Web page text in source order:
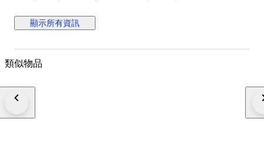
appreciate attention to detail. Tailored to a regular fit, this no-size shirt
offers a timeless aesthetic that's versatile for both casual and formal
makes it a suitable choice for year-round wear. Proudly made in Italy, it's a
顯示所有資訊
類似物品